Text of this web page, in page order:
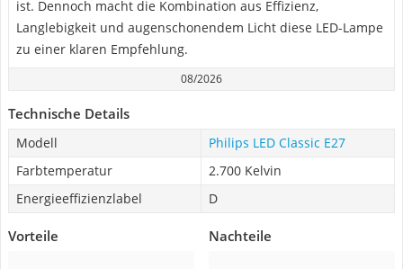
ist. Dennoch macht die Kombination aus Effizienz,
Langlebigkeit und augenschonendem Licht diese LED-Lampe
zu einer klaren Empfehlung.
08/2026
Technische Details
Modell
Philips LED Classic E27
Farbtemperatur
2.700 Kelvin
Energieeffizienzlabel
D
Vorteile Nachteile